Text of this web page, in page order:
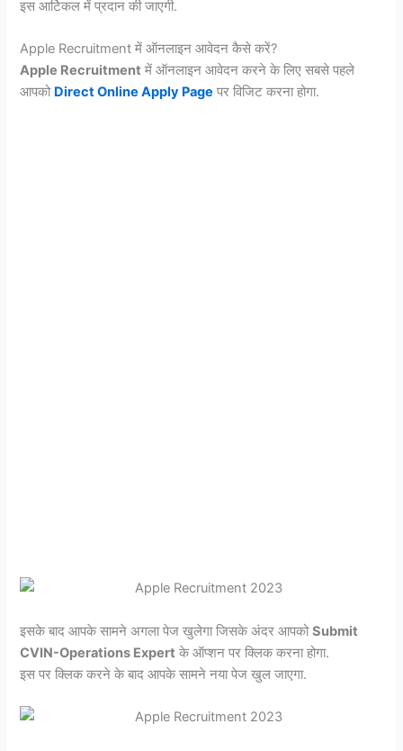
इस आर्टिकल में प्रदान की जाएगी.
Apple Recruitment में ऑनलाइन आवेदन कैसे करें?
Apple Recruitment में ऑनलाइन आवेदन करने के लिए सबसे पहले
आपको Direct Online Apply Page पर विजिट करना होगा.
इसके बाद आपके सामने अगला पेज खुलेगा जिसके अंदर आपकोSubmit
CVIN-Operations Expert के ऑप्शन पर क्लिक करना होगा.
इस पर क्लिक करने के बाद आपके सामने नया पेज खुल जाएगा.